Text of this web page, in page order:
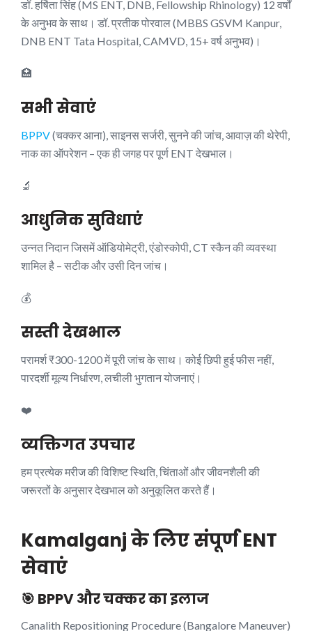
डॉ. हर्षिता सिंह (MS ENT, DNB, Fellowship Rhinology) 12 वर्षों
के अनुभव के साथ। डॉ. प्रतीक पोरवाल (MBBS GSVM Kanpur,
DNB ENT Tata Hospital, CAMVD, 15+ वर्ष अनुभव)।
🏥
सभी सेवाएं
BPPV(चक्कर आना), साइनस सर्जरी, सुनने की जांच, आवाज़ की थेरेपी,
नाक का ऑपरेशन – एक ही जगह पर पूर्ण ENT देखभाल।
🔬
आधुनिक सुविधाएं
उन्नत निदान जिसमें ऑडियोमेट्री, एंडोस्कोपी, CT स्कैन की व्यवस्था
शामिल है – सटीक और उसी दिन जांच।
💰
सस्ती देखभाल
परामर्श ₹300-1200 में पूरी जांच के साथ। कोई छिपी हुई फीस नहीं,
पारदर्शी मूल्य निर्धारण, लचीली भुगतान योजनाएं।
❤️
व्यक्तिगत उपचार
हम प्रत्येक मरीज की विशिष्ट स्थिति, चिंताओं और जीवनशैली की
जरूरतों के अनुसार देखभाल को अनुकूलित करते हैं।
Kamalganj के लिए संपूर्ण ENT
सेवाएं
🎯 BPPV और चक्कर का इलाज
Canalith Repositioning Procedure (Bangalore Maneuver)